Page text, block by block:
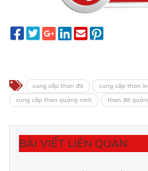
cung cấp than đá cung cấp than
cung cấp than quảng ninh
than đá
BÀI VIẾT LIÊN QUAN